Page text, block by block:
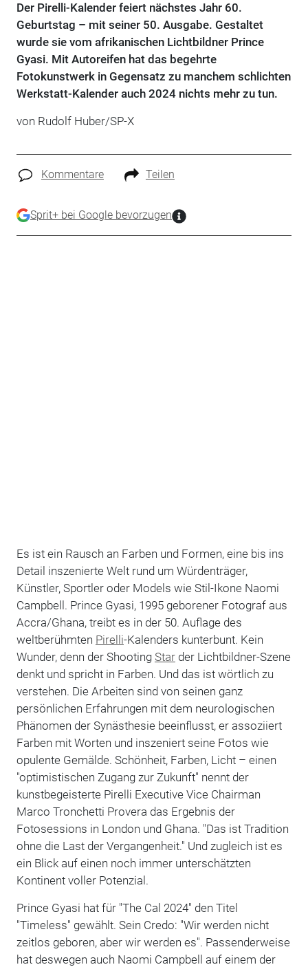
Der Pirelli-Kalender feiert nächstes Jahr 60.
Geburtstag – mit seiner 50. Ausgabe. Gestaltet
wurde sie vom afrikanischen Lichtbildner Prince
Gyasi. Mit Autoreifen hat das begehrte
Fotokunstwerk in Gegensatz zu manchem schlichten
Werkstatt-Kalender auch 2024 nichts mehr zu tun.
von Rudolf Huber/SP-X
Kommentare Teilen
Sprit+ bei Google bevorzugen
Es ist ein Rausch an Farben und Formen, eine bis ins
Detail inszenierte Welt rund um Würdenträger,
Künstler, Sportler oder Models wie Stil-Ikone Naomi
Campbell. Prince Gyasi, 1995 geborener Fotograf aus
Accra/Ghana, treibt es in der 50. Auflage des
weltberühmten Pirelli-Kalenders kunterbunt. Kein
Wunder, denn der Shooting Starder Lichtbildner-Szene
denkt und spricht in Farben. Und das ist wörtlich zu
verstehen. Die Arbeiten sind von seinen ganz
persönlichen Erfahrungen mit dem neurologischen
Phänomen der Synästhesie beeinflusst, er assoziiert
Farben mit Worten und inszeniert seine Fotos wie
opulente Gemälde. Schönheit, Farben, Licht – einen
"optimistischen Zugang zur Zukunft" nennt der
kunstbegeisterte Pirelli Executive Vice Chairman
Marco Tronchetti Provera das Ergebnis der
Fotosessions in London und Ghana. "Das ist Tradition
ohne die Last der Vergangenheit." Und zugleich ist es
ein Blick auf einen noch immer unterschätzten
Kontinent voller Potenzial.
Prince Gyasi hat für "The Cal 2024" den Titel
"Timeless" gewählt. Sein Credo: "Wir werden nicht
zeitlos geboren, aber wir werden es". Passenderweise
hat deswegen auch Naomi Campbell auf einem der